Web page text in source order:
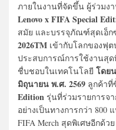
ภายในงานที่จัดขึ้น ผู้ร่วมง
Lenovo x FIFA Special
สมัย และบรรจุภัณฑ์สุดเอ็
2026TM เข้ากับโลกของฟุต
ประสบการณ์การใช้งานสุ
ชื่บชอบในเทคโนโลยี โดย
มิถุนายน พ.ศ. 2569 ลูกค้า
Edition รุ่นที่ร่วมรายการจ
อย่างเป็นทางการกว่า 800
FIFA Merch สุดพิเศษอีกด้วย